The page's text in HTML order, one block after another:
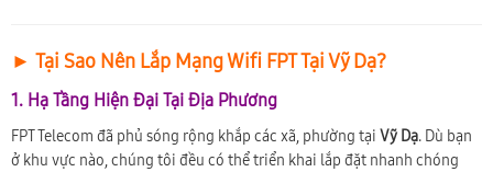
► Tại Sao Nên Lắp Mạng Wifi FPT Tại Vỹ Dạ?
1. Hạ Tầng Hiện Đại Tại Địa Phương
FPT Telecom đã phủ sóng rộng khắp các xã, phường tại Vỹ Dạ. Dù bạn
ở khu vực nào, chúng tôi đều có thể triển khai lắp đặt nhanh chóng